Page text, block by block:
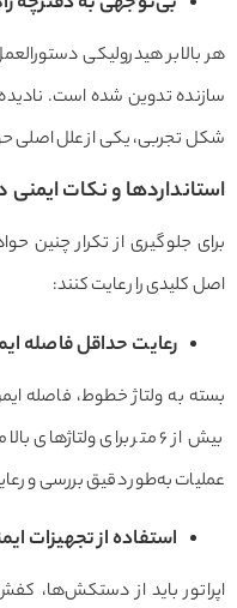
هر بالابر هیدرولیکی
سازنده تدوین شده است.
شکل تجربی، یکی از علل اصلی
استانداردها و نکات ایمنی
برای جلوگیری از تکرار چنین
اصل کلیدی را رعایت کنند:
رعایت حداقل فاصله
بیش از ۶ متر برای
عملیات به‌طور دقیق بررسی و
استفاده از تجهیزات
اپراتور باید از دستکش‌ها،